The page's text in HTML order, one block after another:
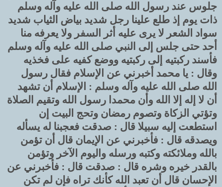
جلوس عند رسول الله صلى الله عليه وآله وسلم
ذات يوم إذ طلع علينا رجل شديد بياض الثياب شديد
سواد الشعر لا يرى عليه أثر السفر ولا يعرفه منا
أحد حتى جلس إلى النبي صلى الله عليه وآله وسلم
فأسند ركبتيه إلى ركبتيه ووضع كفيه على فخذيه
وقال : يا محمد أخبرني عن الإسلام فقال رسول
الله صلى الله عليه وآله وسلم : الإسلام أن تشهد
أن لا إله إلا الله وأن محمدا رسول الله وتقيم الصلاة
وتؤتي الزكاة وتصوم رمضان وتحج البيت إن
استطعت إليه سبيلا قال : صدقت فعجبنا له يسأله
ويصدقه قال : فأخبرني عن الإيمان قال أن تؤمن
بالله وملائكته وكتبه ورسله واليوم الآخر وتؤمن
بالقدر خيره وشره قال : صدقت قال : فأخبرني عن
الإحسان قال أن تعبد الله كأنك تراه فإن لم تكن